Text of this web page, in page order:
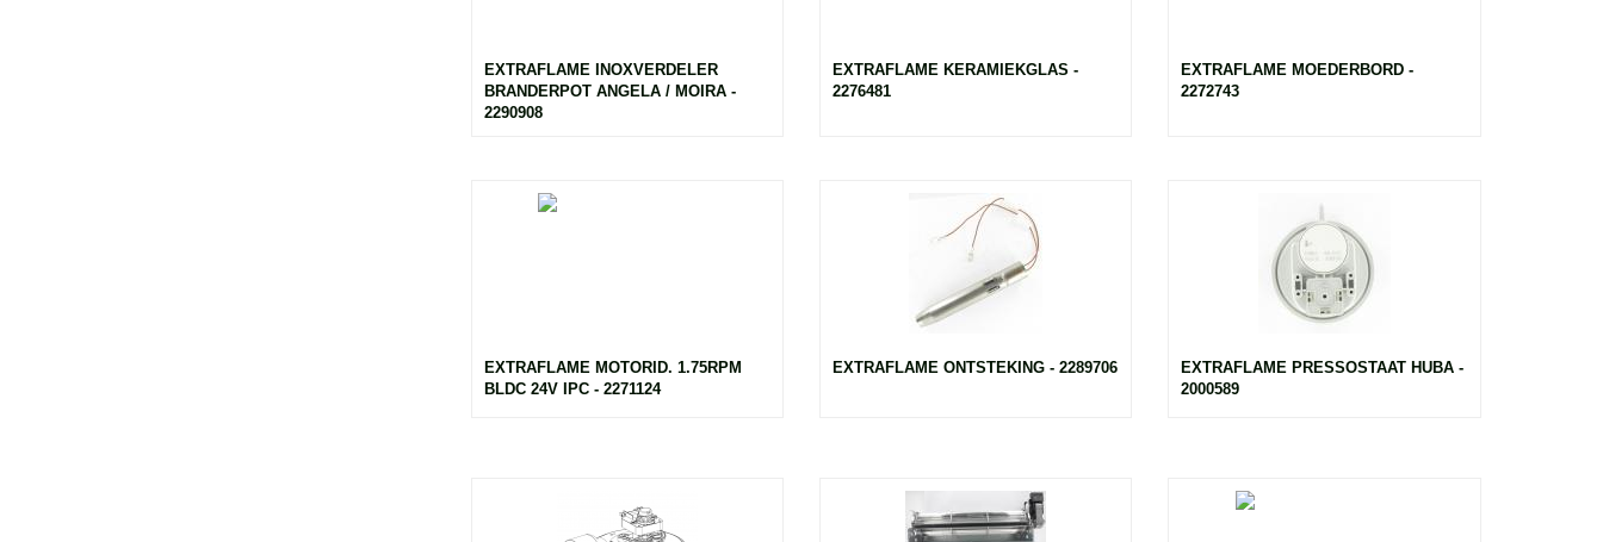
EXTRAFLAME INOXVERDELER
BRANDERPOT ANGELA / MOIRA -
2290908
EXTRAFLAME KERAMIEKGLAS -
2276481
EXTRAFLAME MOEDERBORD -
2272743
EXTRAFLAME MOTORID. 1.75RPM
BLDC 24V IPC - 2271124
EXTRAFLAME ONTSTEKING - 2289706
EXTRAFLAME PRESSOSTAAT HUBA -
2000589